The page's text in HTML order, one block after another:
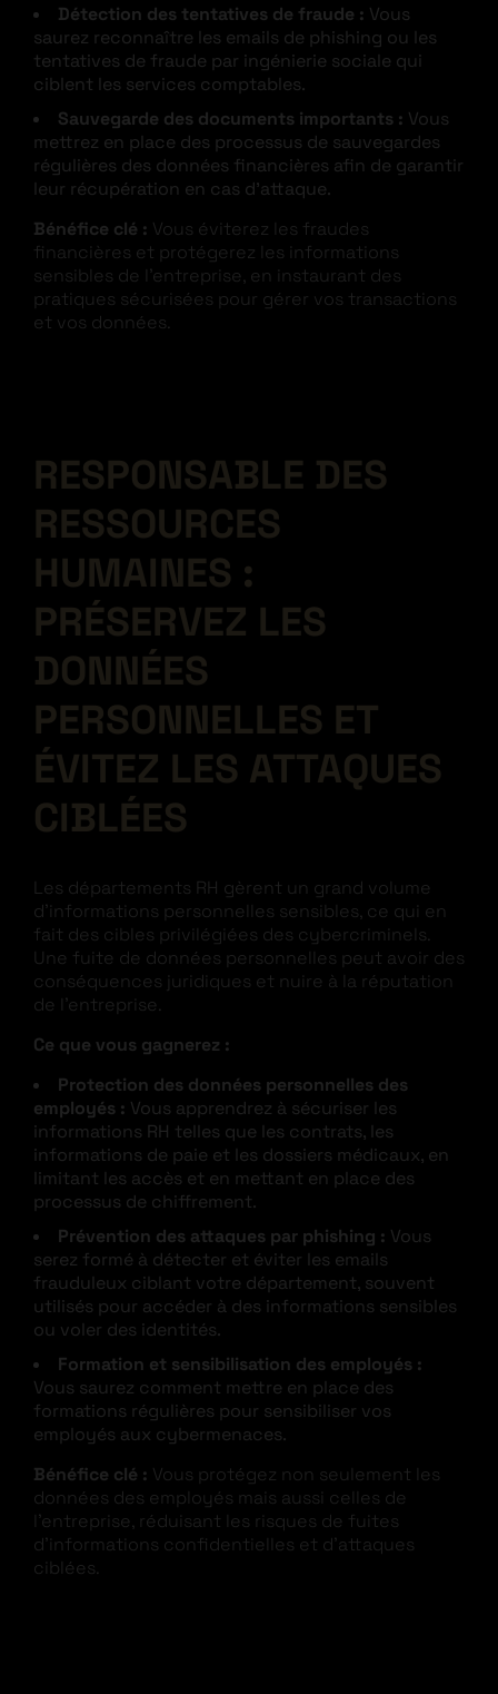
Détection des tentatives de fraude : Vous
saurez reconnaître les emails de phishing ou les
tentatives de fraude par ingénierie sociale qui
ciblent les services comptables.
Sauvegarde des documents importants : Vous
mettrez en place des processus de sauvegardes
régulières des données financières afin de garantir
leur récupération en cas d’attaque.
Bénéfice clé : Vous éviterez les fraudes
financières et protégerez les informations
sensibles de l’entreprise, en instaurant des
pratiques sécurisées pour gérer vos transactions
et vos données.
RESPONSABLE DES
RESSOURCES
HUMAINES :
PRÉSERVEZ LES
DONNÉES
PERSONNELLES ET
ÉVITEZ LES ATTAQUES
CIBLÉES
Les départements RH gèrent un grand volume
d’informations personnelles sensibles, ce qui en
fait des cibles privilégiées des cybercriminels.
Une fuite de données personnelles peut avoir des
conséquences juridiques et nuire à la réputation
de l’entreprise.
Ce que vous gagnerez :
Protection des données personnelles des
employés : Vous apprendrez à sécuriser les
informations RH telles que les contrats, les
informations de paie et les dossiers médicaux, en
limitant les accès et en mettant en place des
processus de chiffrement.
Prévention des attaques par phishing : Vous
serez formé à détecter et éviter les emails
frauduleux ciblant votre département, souvent
utilisés pour accéder à des informations sensibles
ou voler des identités.
Formation et sensibilisation des employés :
Vous saurez comment mettre en place des
formations régulières pour sensibiliser vos
employés aux cybermenaces.
Bénéfice clé : Vous protégez non seulement les
données des employés mais aussi celles de
l’entreprise, réduisant les risques de fuites
d’informations confidentielles et d’attaques
ciblées.